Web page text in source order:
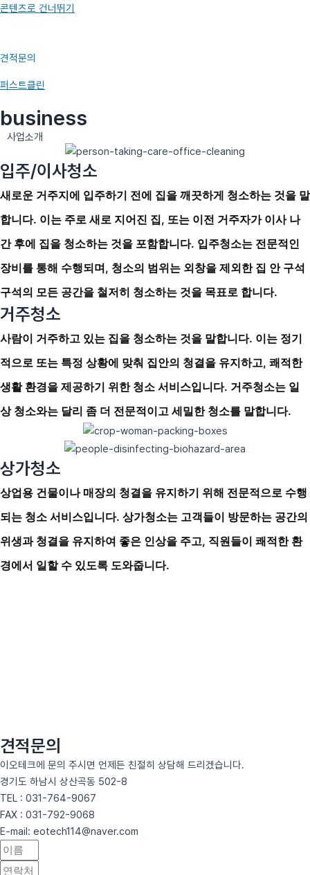
콘텐츠로 건너뛰기
견적문의
퍼스트클린
business
사업소개
입주/이사청소
새로운 거주지에 입주하기 전에 집을 깨끗하게 청소하는 것을 말
합니다. 이는 주로 새로 지어진 집, 또는 이전 거주자가 이사 나
간 후에 집을 청소하는 것을 포함합니다. 입주청소는 전문적인
장비를 통해 수행되며, 청소의 범위는 외창을 제외한 집 안 구석
구석의 모든 공간을 철저히 청소하는 것을 목표로 합니다.
거주청소
사람이 거주하고 있는 집을 청소하는 것을 말합니다. 이는 정기
적으로 또는 특정 상황에 맞춰 집안의 청결을 유지하고, 쾌적한
생활 환경을 제공하기 위한 청소 서비스입니다. 거주청소는 일
상 청소와는 달리 좀 더 전문적이고 세밀한 청소를 말합니다.
상가청소
상업용 건물이나 매장의 청결을 유지하기 위해 전문적으로 수행
되는 청소 서비스입니다. 상가청소는 고객들이 방문하는 공간의
위생과 청결을 유지하여 좋은 인상을 주고, 직원들이 쾌적한 환
경에서 일할 수 있도록 도와줍니다.
견적문의
이오테크에 문의 주시면 언제든 친절히 상담해 드리겠습니다.
경기도 하남시 상산곡동 502-8
TEL : 031-764-9067
FAX : 031-792-9068
E-mail: eotech114@naver.com